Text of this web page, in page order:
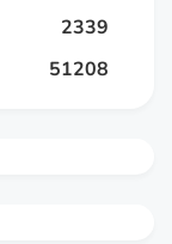
2339
51208